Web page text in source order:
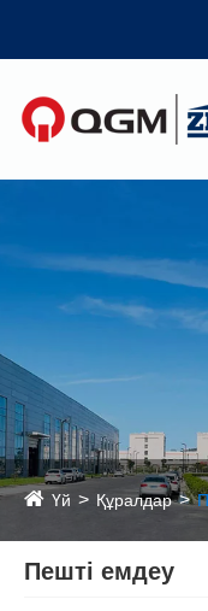
Үй Құралдар
Пешті емдеу